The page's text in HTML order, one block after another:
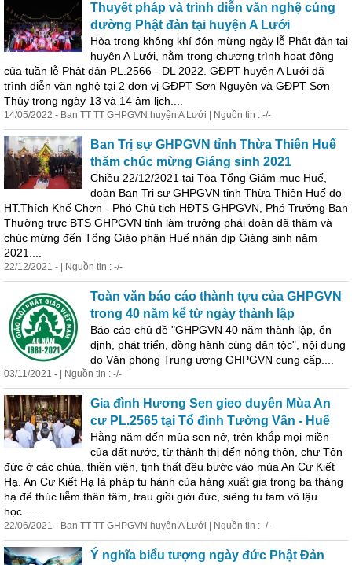
Thuyết pháp và trình diễn văn nghệ cúng
dường Phật đản tại huyện A Lưới
Hòa trong không khí đón mừng ngày lễ Phật đản tại
huyện A Lưới, nằm trong chương trình hoạt động
của tuần lễ Phât đản PL.2566 - DL 2022. GĐPT huyện A Lưới đã
trình diễn văn nghệ tại 2 đơn vị GĐPT Sơn Nguyên và GĐPT Sơn
Thủy trong ngày 13 và 14 âm lịch....
14/05/2022 - Ban TT TT GHPGVN huyện A Lưới | Nguồn tin : -/-
Ban Trị sự GHPGVN tỉnh Thừa Thiên Huế
thăm chúc mừng Giáng sinh 2021
Chiều 22/12/2021 tại Tòa Tổng Giám mục Huế,
đoàn Ban Trị sự GHPGVN tỉnh Thừa Thiên Huế do
HT.Thích Khế Chơn - Phó Chủ tịch HĐTS GHPGVN, Phó Trưởng Ban
Thường trực BTS GHPGVN tỉnh làm trưởng phái đoàn đã thăm và
chúc mừng đến Tổng Giáo phận Huế nhân dịp Giáng sinh năm
2021....
22/12/2021 - | Nguồn tin : -/-
Toàn văn báo cáo thành tựu của GHPGVN
trong 40 năm kể từ ngày thành lập
Báo cáo chủ đề "GHPGVN 40 năm thành lập, ổn
định, phát triển, đồng hành cùng dân tộc", nội dung
do Văn phòng Trung ương GHPGVN cung cấp....
03/11/2021 - | Nguồn tin : -/-
Gia đình Hương Sen gieo duyên Mùa An
cư PL.2565 tại Tổ đình Tường Vân - Huế
Hằng năm đến mùa sen nở, trên khắp mọi miền
của đất nước, từ thành thị đến nông thôn, chư Tôn
đức ở các chùa, thiền viện, tịnh thất đều bước vào mùa An Cư Kiết
Hạ. An Cư Kiết Hạ là pháp tu hành của hàng xuất gia trong ba tháng
hạ để thúc liễm thân tâm, trau giồi giới đức, siêng tu tam vô lậu
học.......
22/06/2021 - Ban TT TT GHPGVN huyện A Lưới | Nguồn tin : -/-
Ý nghĩa biểu tượng ngày đức Phật Đản